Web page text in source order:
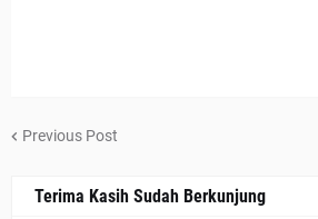
Previous Post
Terima Kasih Sudah Berkunjung